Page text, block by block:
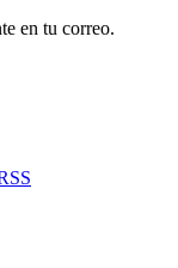
en tu correo.